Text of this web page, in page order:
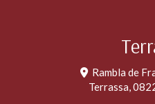
Rambla de
Terrassa,